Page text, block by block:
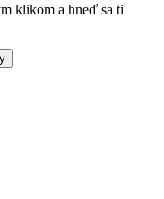
klikom a hneď sa ti